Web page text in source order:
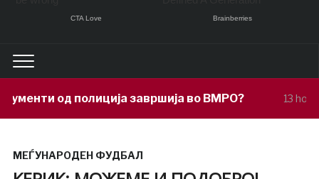
завршија во ВМРО? 13 hours ago Под
МЕЃУНАРОДЕН ФУДБАЛ